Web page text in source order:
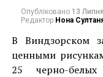
Опубліковано 13
Редактор Нона
В Виндзорском
ценными
25 черно-